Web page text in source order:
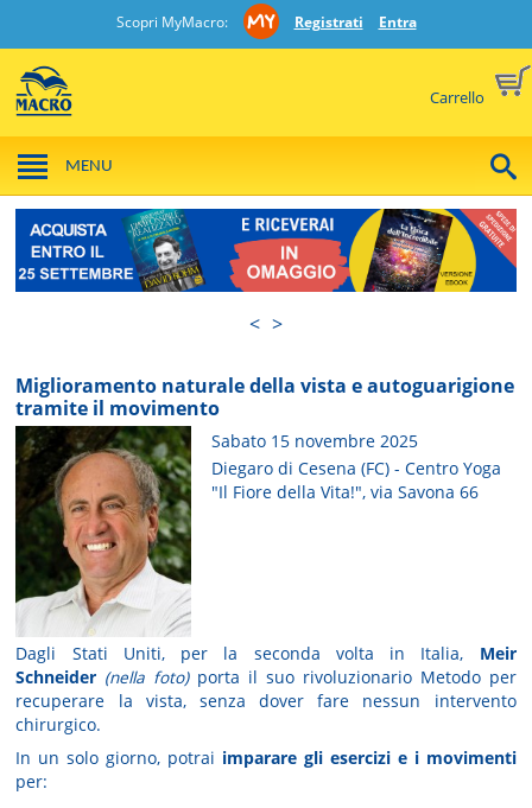
Scopri MyMacro: Registrati Entra
Carrello
MENU
< >
Miglioramento naturale della vista e autoguarigione
tramite il movimento
Sabato 15 novembre 2025
Diegaro di Cesena (FC) - Centro Yoga
"Il Fiore della Vita!", via Savona 66
Dagli Stati Uniti, per la seconda volta in Italia, Meir
Schneider (nella foto)porta il suo rivoluzionario Metodo per
recuperare la vista, senza dover fare nessun intervento
chirurgico.
In un solo giorno, potrai imparare gli esercizi e i movimenti
per: